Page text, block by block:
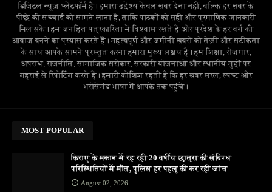
डिजिटल न्यूज़ प्लेटफॉर्म है। हमारा उद्देश्य केवल खबर देना नहीं, बल्कि हर खबर के
पीछे की सच्चाई को सामने लाना है, ताकि पाठकों को सही और प्रमाणिक जानकारी
मिल सके। हम जनहित पत्रकारिता में विश्वास रखते हैं और प्रदेश के हर वर्ग की
आवाज बनने का प्रयास करते हैं। महत्वपूर्ण और जमीनी खबरों को तेज़ी और सटीकता
के साथ आपके सामने प्रस्तुत करना हमारा मुख्य लक्ष्य है। हम शिक्षा, रोजगार,
अपराध, राजनीति, सामाजिक सरोकार, सरकारी योजनाओं और स्थानीय मुद्दों पर
गहराई से रिपोर्टिंग करते हैं। हमारी कोशिश रहती है कि हर खबर सरल, स्पष्ट और
भरोसेमंद भाषा में आपके तक पहुंचे।
MOST POPULAR
किराए के मकान में रह रही 20 वर्षीय छात्रा की संदिग्ध
परिस्थितियों में मौत, पुलिस हर पहलू की कर रही जांच
August 02, 2026